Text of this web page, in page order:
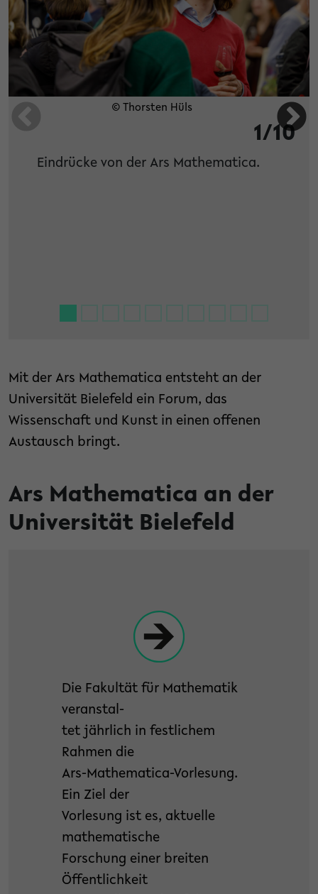
© Thorsten Hüls
1/10
Eindrücke von der Ars Mathematica.
Mit der Ars Mathematica entsteht an der
Universität Bielefeld ein Forum, das
Wissenschaft und Kunst in einen offenen
Austausch bringt.
Ars Mathematica an der
Universität Bielefeld
Die Fakultät für Mathematik
veranstal-
tet jährlich in festlichem
Rahmen die
Ars-Mathematica-Vorlesung.
Ein Ziel der
Vorlesung ist es, aktuelle
mathematische
Forschung einer breiten
Öffentlichkeit